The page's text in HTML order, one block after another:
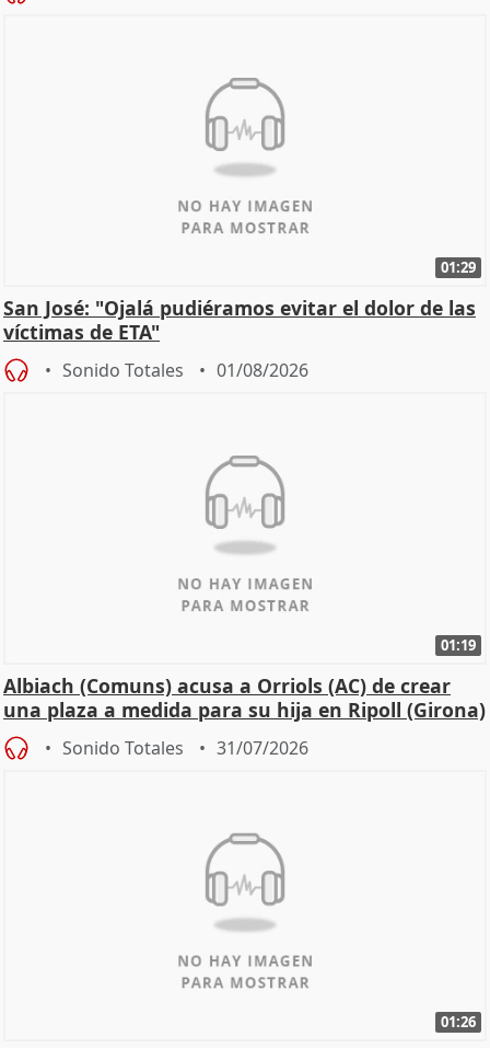
01:29
San José: "Ojalá pudiéramos evitar el dolor de las
víctimas de ETA"
Sonido Totales 01/08/2026
01:19
Albiach (Comuns) acusa a Orriols (AC) de crear
una plaza a medida para su hija en Ripoll (Girona)
Sonido Totales 31/07/2026
01:26